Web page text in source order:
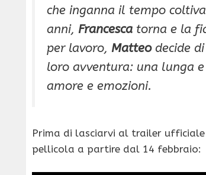
che inganna il tempo
anni, Francesca torna e la
per lavoro, Matteodecide di
loro avventura: una lunga
amore e emozioni.
Prima di lasciarvi al trailer
pellicola a partire dal 14 febbraio: